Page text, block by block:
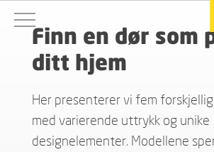
Finn en dør som
ditt hjem
Her presenterer vi fem
med varierende uttrykk og unike
designelementer. Modellene